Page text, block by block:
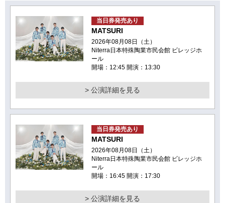
当日券発売あり
MATSURI
2026年08月08日（土）
Niterra日本特殊陶業市民会館 ビレッジホ
ール
開場：12:45 開演：13:30
> 公演詳細を見る
当日券発売あり
MATSURI
2026年08月08日（土）
Niterra日本特殊陶業市民会館 ビレッジホ
ール
開場：16:45 開演：17:30
> 公演詳細を見る